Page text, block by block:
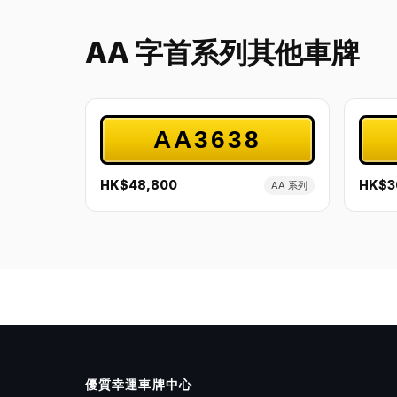
AA 字首系列其他車牌
AA3638
HK$48,800 AA 系列
優質幸運車牌中心